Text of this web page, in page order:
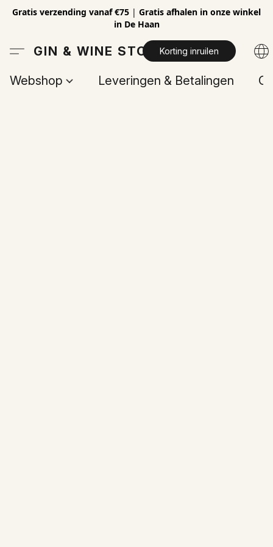
Gratis verzending vanaf €75 | Gratis afhalen in onze winkel
in De Haan
GIN & WINE STOREKorting inruilen
Webshop Leveringen & Betalingen